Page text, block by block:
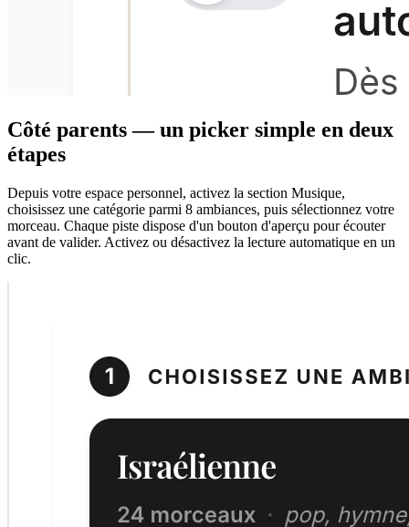
Côté parents — un picker simple en deux
étapes
Depuis votre espace personnel, activez la section Musique,
choisissez une catégorie parmi 8 ambiances, puis sélectionnez votre
morceau. Chaque piste dispose d'un bouton d'aperçu pour écouter
avant de valider. Activez ou désactivez la lecture automatique en un
clic.